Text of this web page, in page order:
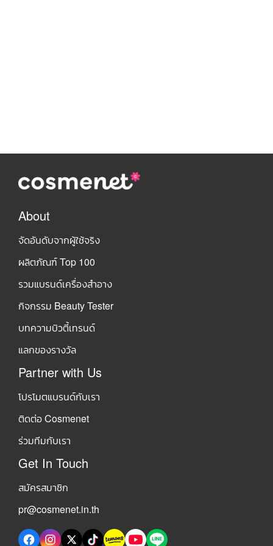
About
จัดอันดับจากผู้ใช้จริง
ผลิตภัณฑ์ Top 100
รวมแบรนด์เครื่องสำอาง
กิจกรรม Beauty Tester
บทความบิวตี้เทรนด์
แลกของรางวัล
Partner with Us
โปรโมตแบรนด์กับเรา
ติดต่อ Cosmenet
ร่วมทีมกับเรา
Get In Touch
สมัครสมาชิก
pr@cosmenet.in.th